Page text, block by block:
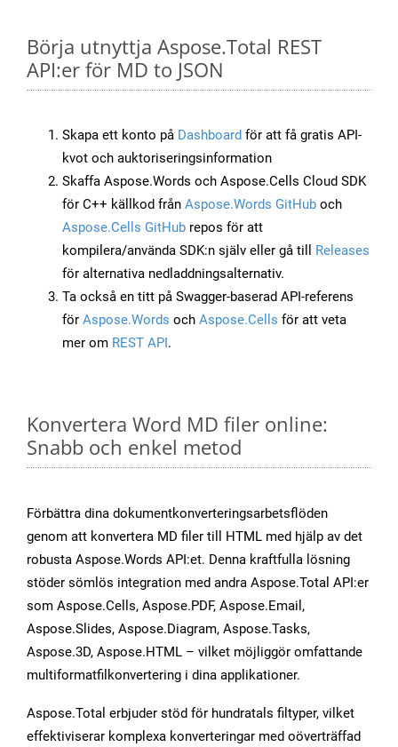
Börja utnyttja Aspose.Total REST
API:er för MD to JSON
Skapa ett konto på Dashboard för att få gratis API-
kvot och auktoriseringsinformation
Skaffa Aspose.Words och Aspose.Cells Cloud SDK
för C++ källkod från Aspose.Words GitHub och
Aspose.Cells GitHub repos för att
kompilera/använda SDK:n själv eller gå till Releases
för alternativa nedladdningsalternativ.
Ta också en titt på Swagger-baserad API-referens
för Aspose.Words och Aspose.Cells för att veta
mer om REST API.
Konvertera Word MD filer online:
Snabb och enkel metod
Förbättra dina dokumentkonverteringsarbetsflöden
genom att konvertera MD filer till HTML med hjälp av det
robusta Aspose.Words API:et. Denna kraftfulla lösning
stöder sömlös integration med andra Aspose.Total API:er
som Aspose.Cells, Aspose.PDF, Aspose.Email,
Aspose.Slides, Aspose.Diagram, Aspose.Tasks,
Aspose.3D, Aspose.HTML – vilket möjliggör omfattande
multiformatfilkonvertering i dina applikationer.
Aspose.Total erbjuder stöd för hundratals filtyper, vilket
effektiviserar komplexa konverteringar med oöverträffad